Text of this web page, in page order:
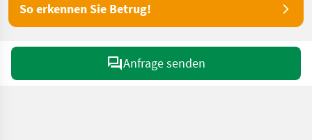
So erkennen Sie Betrug!
Anfrage senden